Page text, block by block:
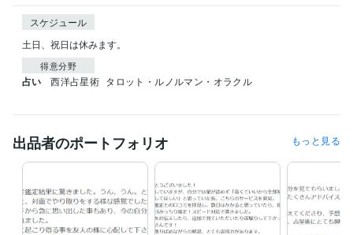
スケジュール
土日、祝日は休みます。
得意分野
占い 西洋占星術 タロット・ルノルマン・オラクル
出品者のポートフォリオ もっと見る